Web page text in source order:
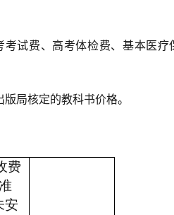
试费、高考体检费、基本医疗
局核定的教科书价格。
费
安